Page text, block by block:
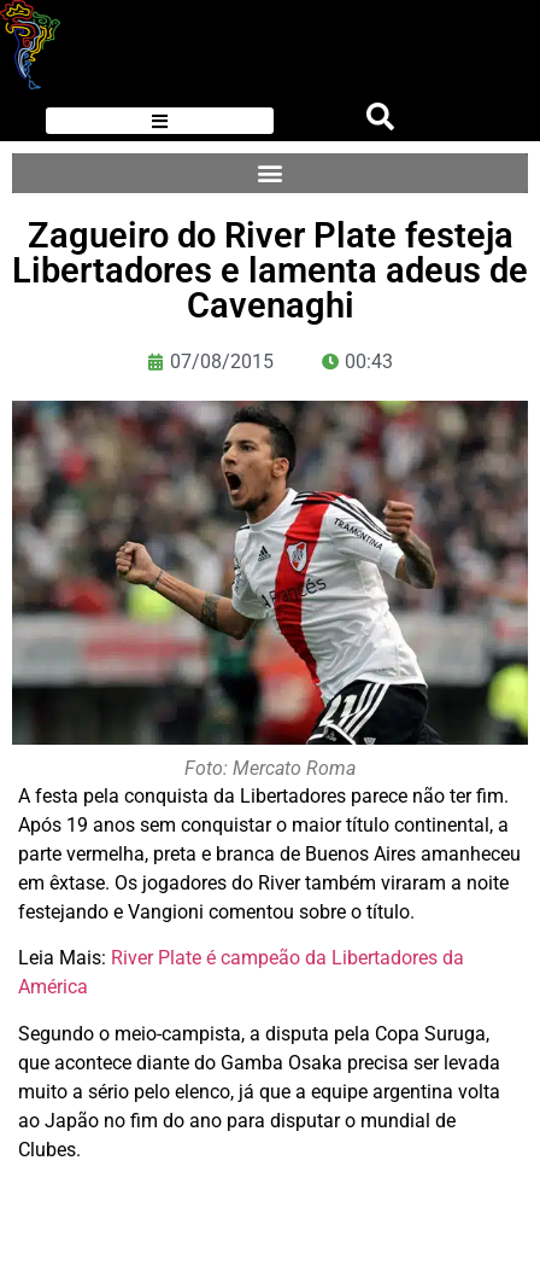
Zagueiro do River Plate festeja
Libertadores e lamenta adeus de
Cavenaghi
07/08/2015 00:43
Foto: Mercato Roma
A festa pela conquista da Libertadores parece não ter fim.
Após 19 anos sem conquistar o maior título continental, a
parte vermelha, preta e branca de Buenos Aires amanheceu
em êxtase. Os jogadores do River também viraram a noite
festejando e Vangioni comentou sobre o título.
Leia Mais: River Plate é campeão da Libertadores da
América
Segundo o meio-campista, a disputa pela Copa Suruga,
que acontece diante do Gamba Osaka precisa ser levada
muito a sério pelo elenco, já que a equipe argentina volta
ao Japão no fim do ano para disputar o mundial de
Clubes.